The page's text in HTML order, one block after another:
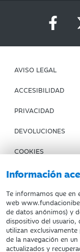
Información
Te informamos que en
web
de datos anónimos) y
dispositivo del usuario,
utilizan
de la navegación en
actualizados y
AVISO LEGAL
ACCESIBILIDAD
PRIVACIDAD
DEVOLUCIONES
COOKIES
CONDICIONES DE
IBERCAJA BANCO
Fundación Bancaria
Inscrita en el
Cultura y Deporte